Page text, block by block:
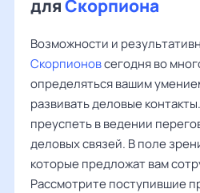
дляСкорпиона
Возможности и
Скорпионовсегодня во
определяться вашим
развивать деловые
преуспеть в ведении
деловых связей. В поле
которые предложат вам
Рассмотрите поступившие